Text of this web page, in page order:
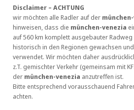
Disclaimer – ACHTUNG
wir möchten alle Radler auf der
hinweisen, dass die münchen-venezia
auf 560 km komplett ausgebauter
historisch in den Regionen gewachsen
verwendet. Wir möchten daher
z.T. gemischter Verkehr (gemeinsam mit
der münchen-venezia anzutreffen ist.
Bitte entsprechend vorausschauend
achten.